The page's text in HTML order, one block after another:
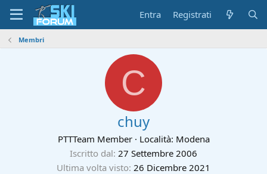
Entra Registrati
Membri
C
chuy
PTTTeam Member · Località: Modena
Iscritto dal 27 Settembre 2006
Ultima volta visto 26 Dicembre 2021